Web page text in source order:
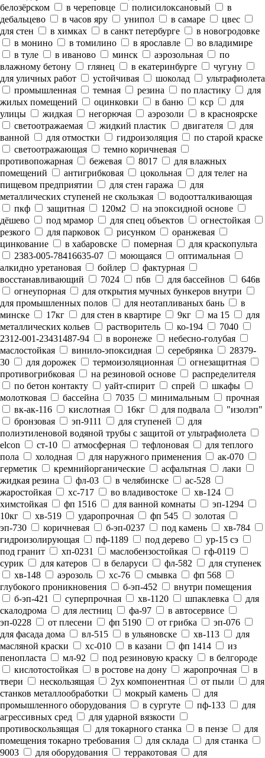
белозёрском
в череповце полисилоксановый
в
дебальцево
в часов яру унипол в самаре
цвес
для стен
в химках в санкт петербурге
в новогродовке
в монино
в томилино в ярославле
во владимире
в туле
в иваново минск аэрозольная
по
влажному бетону
глянец в екатеринбурге
чугуну
для уличных работ
устойчивая шоколад
ультрафиолета
промышленная
темная резина по пластику
для
жилых помещений
оцинковки в баню кср
для
улицы
жидкая негорючая аэрозоли
в красноярске
светоотражаемая
жидкий пластик двигателя
для
ванной
для отмостки гидроизоляция
по старой краске
светоотражающая
темно коричневая
противопожарная
бежевая 8017
для влажных
помещений
антигрибковая цокольная
для телег на
пищевом предприятии
для стен гаража
для
металлических ступеней не скользкая
водоотталкивающая
пкф
защитная 120м2
на эпоксидной основе
дёшево
под мрамор для спец объектов
огнестойкая
резкого
для парковок рисунком
оранжевая
цинкование
в хабаровске померная
для краскопульта
2383-005-78416635-07
моющаяся
оптимальная
алкидно уретановая
бойлер
фактурная
восстанавливающий
7024 п6в для бассейнов
646в
огнеупорная
для открытия мучных бункеров внутри
для промышленных полов
для неотапливаных бань
в
минске
17кг для стен в квартире 9кг ма 15
для
металлических кольев
растворитель ко-194
7040
2312-001-23431487-94
в воронеже
небесно-голубая
маслостойкая
винило-эпоксидная серебрянка
28379-
30
для дорожек термоизоляционная
огнезащитная
противогрибковая
на резиновой основе
распределителя
по бетон контакту
уайт-спирит спрей
шкафы
молотковая
бассейна 7035 минимальным
прочная
вк-ак-116
кислотная 16кг для подвала
"изолэп"
бронзовая
эп-9111 для ступеней
для
полиэтиленовой водяной трубы с защитой от ультрафиолета
elcon
ст-10 атмосферная тефлоновая
для теплого
пола
холодная для наружного применения
ак-070
герметик
кремнийорганические асфальтная
лаки
жидкая резина
фл-03 в челябинске
ас-528
жаростойкая
хс-717 во владивостоке
хв-124
химстойкая
фп 1516 для ванной комнаты
эп-1294
10кг
хв-519 ударопрочная фп 545
золотая
эп-730
коричневая б-эп-0237 под камень
хв-784
гидроизолирующая
пф-1189 под дерево
ур-15 сэ
под гранит
хп-0231 маслобензостойкая
гф-0119
сурик
для катеров в беларуси фл-582
для ступенек
хв-148
аэрозоль хс-76 смывка
фп 568
глубокого проникновения
б-эп-452
внутри помещения
б-эп-421
суперпрочная хв-1120 шпаклевка
для
скалодрома
для лестниц фа-97
в автосервисе
эп-0228
от плесени фп 5190 от грибка
эп-076
для фасада дома
вл-515 в ульяновске хв-113
для
масляной краски
хс-010 в казани фп 1414
из
пенопласта
мл-92 под резиновую краску
в белгороде
кислотостойкая
в ростове на дону жаропрочная
в
твери
нескользящая 2ух компонентная от пыли
для
станков металлообработки
мокрый камень
для
промышленного оборудования
в сургуте пф-133
для
агрессивных сред
для ударной вязкости
противоскользящая
для токарного станка в пензе
для
помещения токарно требования
для склада
для станка
9003
для оборудования терракотовая
для